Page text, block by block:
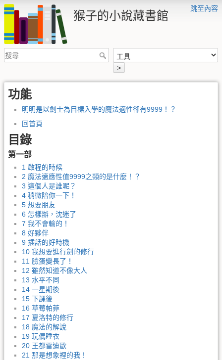
跳至內容
猴子的小說藏書館
>
功能
明明是以劍士為目標入學的魔法適性卻有9999！？
回首頁
目錄
第一部
1 啟程的時候
2 魔法適應性值9999之類的是什麼！？
3 這個人是誰呢？
4 稍微陪你一下！
5 想要朋友
6 怎樣辦，沈迷了
7 我不會輸的！
8 好夥伴
9 插話的好時機
10 我想要進行劍的修行
11 臉蛋變長了！
12 雖然知道不像大人
13 水平不同
14 一星期後
15 下課後
16 草莓帕菲
17 夏洛特的修行
18 魔法的解說
19 玩偶睡衣
20 王都雷迪歐
21 那是想象裡的我！